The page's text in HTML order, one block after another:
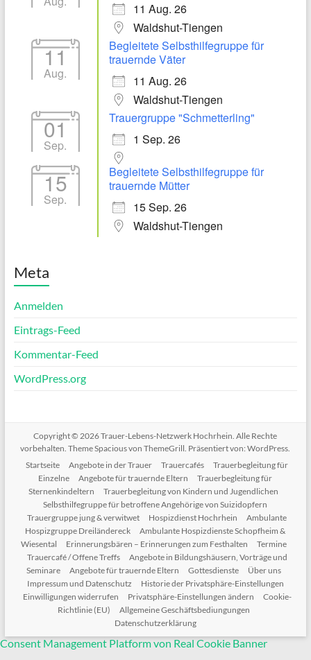
11 Aug. 26
Waldshut-Tiengen
11
Aug.
Begleitete Selbsthilfegruppe für
trauernde Väter
11 Aug. 26
Waldshut-Tiengen
01
Sep.
Trauergruppe "Schmetterling"
1 Sep. 26
15
Sep.
Begleitete Selbsthilfegruppe für
trauernde Mütter
15 Sep. 26
Waldshut-Tiengen
Meta
Anmelden
Eintrags-Feed
Kommentar-Feed
WordPress.org
Copyright © 2026Trauer-Lebens-Netzwerk Hochrhein. Alle Rechte
vorbehalten. ThemeSpaciousvon ThemeGrill. Präsentiert von:WordPress.
Startseite
Angebote in der Trauer Trauercafés
Trauerbegleitung für
Einzelne
Angebote für trauernde Eltern
Trauerbegleitung für
Sternenkindeltern
Trauerbegleitung von Kindern und Jugendlichen
Selbsthilfegruppe für betroffene Angehörige von Suizidopfern
Trauergruppe jung & verwitwet
Hospizdienst Hochrhein
Ambulante
Hospizgruppe Dreiländereck
Ambulante Hospizdienste Schopfheim &
Wiesental
Erinnerungsbären – Erinnerungen zum Festhalten
Termine
Trauercafé / Offene Treffs
Angebote in Bildungshäusern, Vorträge und
Seminare
Angebote für trauernde Eltern Gottesdienste
Über uns
Impressum und Datenschutz
Historie der Privatsphäre-Einstellungen
Einwilligungen widerrufen
Privatsphäre-Einstellungen ändern
Cookie-
Richtlinie (EU)
Allgemeine Geschäftsbediungungen
Datenschutzerklärung
Consent Management Platform von Real Cookie Banner